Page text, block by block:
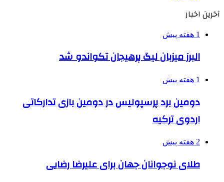
آخرین اخبار
1 هفته پیش
البرز میزبان لیگ پرهیجان تکواندو شد
1 هفته پیش
دومین برد پرسپولیس در دومین بازی تدارکاتی
اردوی ترکیه
2 هفته پیش
طلای نوجوانان جهان برای علیرضا رضایی